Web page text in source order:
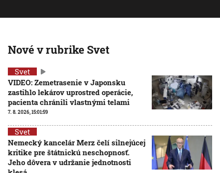
Nové v rubrike Svet
Svet
VIDEO: Zemetrasenie v Japonsku
zastihlo lekárov uprostred operácie,
pacienta chránili vlastnými telami
7. 8. 2026, 15:01:59
Svet
Nemecký kancelár Merz čelí silnejúcej
kritike pre štátnickú neschopnosť.
Jeho dôvera v udržanie jednotnosti